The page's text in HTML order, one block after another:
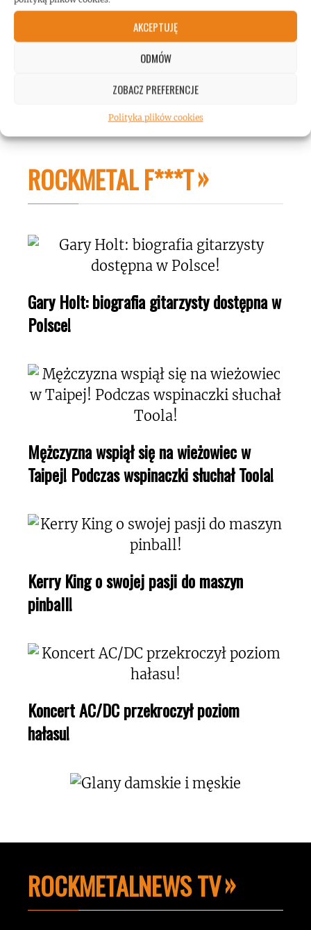
AKCEPTUJĘ
ODMÓW
ZOBACZ PREFERENCJE
Polityka plików cookies
ROCKMETAL F***T
Gary Holt: biografia gitarzysty dostępna w
Polsce!
Mężczyzna wspiął się na wieżowiec w
Taipej! Podczas wspinaczki słuchał Toola!
Kerry King o swojej pasji do maszyn
pinball!
Koncert AC/DC przekroczył poziom
hałasu!
ROCKMETALNEWS TV